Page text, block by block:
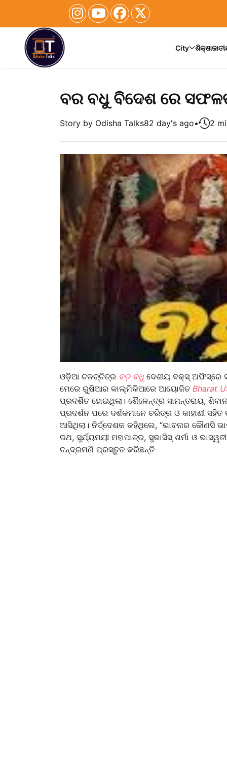
City ଶିକ୍ଷା
ବର ବଧୁ ବିଦେଶ ରେ
Story by Odisha Talks82 day's ago• 2
ଓଡ଼ିଆ ଚଳଚ୍ଚିତ୍ର ବଡ଼ ବଧୁଦେଶୀୟ ବକ୍ସ୍‌ ଅଫିସ୍‌ରେ
ମେରେ ରୁଷିଆର କାଲ୍ମିକିଆରେ ଆୟୋଜିତ Bharat
ପ୍ରଦର୍ଶିତ ହୋଇଥିଲା। ଶୈଳେନ୍ଦ୍ର ସାମନ୍ତରାୟ,
ପ୍ରଦର୍ଶନ ପରେ ଦର୍ଶକମାନେ ଚରିତ୍ର ଓ କାହାଣୀ
ଆସିଥିଲା। ନିର୍ଦ୍ଦେଶକ କହିଥିଲେ, “ଭାବନାର କୌଣସି
ରଥ, ସୁର୍ଯ୍ୟମୟୀ ମହାପାତ୍ର, ସୁଭାସିସ୍‌ ଶର୍ମା ଓ
ଚନ୍ଦ୍ରମଣି ପ୍ରସ୍ତୁତ କରିଛନ୍ତି